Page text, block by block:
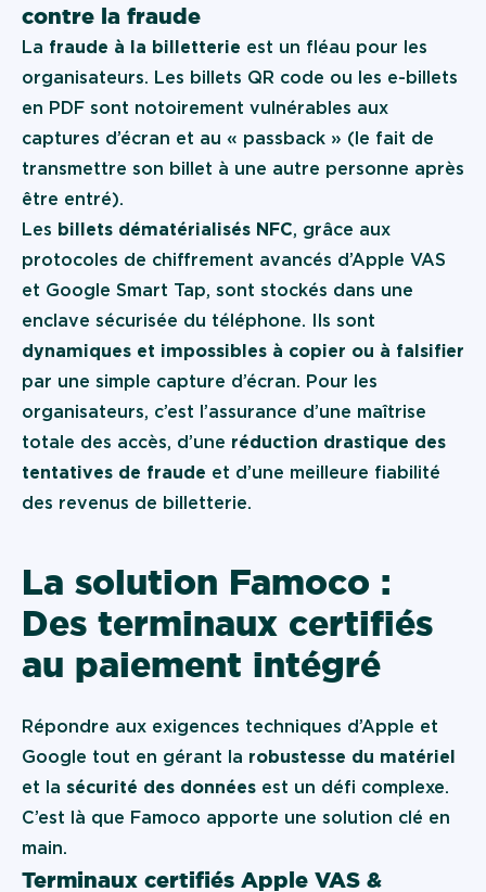
contre la fraude
La fraude à la billetterie est un fléau pour les
organisateurs. Les billets QR code ou les e-billets
en PDF sont notoirement vulnérables aux
captures d’écran et au « passback » (le fait de
transmettre son billet à une autre personne après
être entré).
Les billets dématérialisés NFC, grâce aux
protocoles de chiffrement avancés d’Apple VAS
et Google Smart Tap, sont stockés dans une
enclave sécurisée du téléphone. Ils sont
dynamiques et impossibles à copier ou à falsifier
par une simple capture d’écran. Pour les
organisateurs, c’est l’assurance d’une maîtrise
totale des accès, d’une réduction drastique des
tentatives de fraude et d’une meilleure fiabilité
des revenus de billetterie.
La solution Famoco :
Des terminaux certifiés
au paiement intégré
Répondre aux exigences techniques d’Apple et
Google tout en gérant la robustesse du matériel
et la sécurité des données est un défi complexe.
C’est là que Famoco apporte une solution clé en
main.
Terminaux certifiés Apple VAS &